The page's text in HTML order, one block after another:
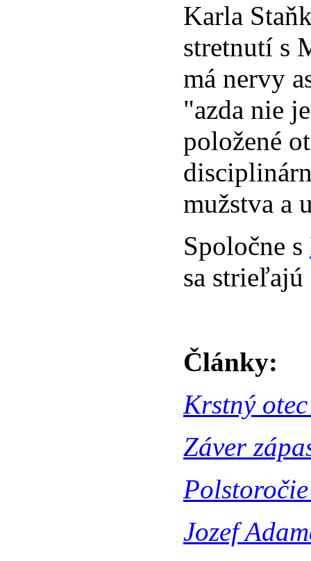
Karla
stretnutí s
má nervy
"azda nie
položené
mužstva a
Spoločne s
sa
Články:
Krstný
Záver
Jozef